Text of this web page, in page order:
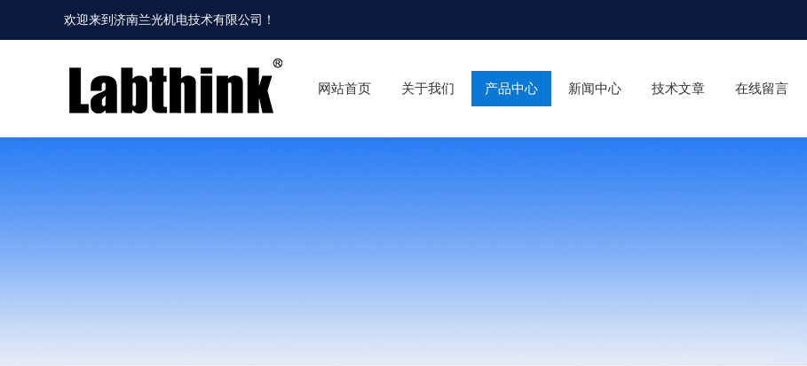
欢迎来到济南兰光机电技术有限公司 ！
网站首页 关于我们 产品中心 新闻中心 技术文章 在线留言